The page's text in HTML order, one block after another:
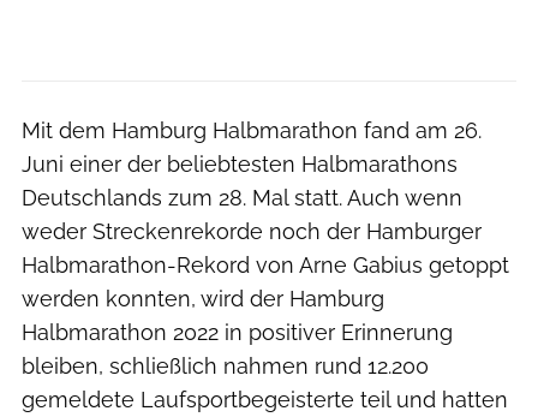
Mit dem Hamburg Halbmarathon fand am 26.
Juni einer der beliebtesten Halbmarathons
Deutschlands zum 28. Mal statt. Auch wenn
weder Streckenrekorde noch der Hamburger
Halbmarathon-Rekord von Arne Gabius getoppt
werden konnten, wird der Hamburg
Halbmarathon 2022 in positiver Erinnerung
bleiben, schließlich nahmen rund 12.200
gemeldete Laufsportbegeisterte teil und hatten